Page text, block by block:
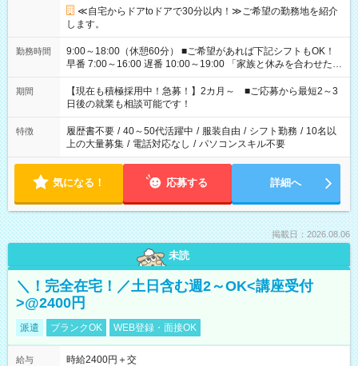
≪自宅からドアtoドアで30分以内！≫ご希望の勤務地を紹介
します。
勤務時間
9:00～18:00（休憩60分） ■ご希望があれば下記シフトもOK！
早番 7:00～16:00 遅番 10:00～19:00 「家族と休みを合わせた
い」 「余裕を持って夕飯の準備がしたい」 「できれば残業はし
たくない」 など、ご希望を教えてくださいね。 ※Wワーク希望
の方へ 今ご覧のお仕事で希望する勤務時間と、もう1つのお仕事
の勤務時間。 合計で週40時間を超える場合は応募できません。
期間
【現在も積極採用中！急募！】2カ月～ ■ご応募から最短2～3
日後の就業も相談可能です！
特徴 履歴書不要 / 40～50代活躍中 / 服装自由 / シフト勤務 / 10名以
上の大量募集 / 電話対応なし / パソコンスキル不要
気になる！ 応募する 詳細へ
掲載日：2026.08.06
未読
＼！完全在宅！／土日含む週2～OK<講座受付
>@2400円
派遣 ブランクOK WEB登録・面接OK
給与
時給2400円＋交